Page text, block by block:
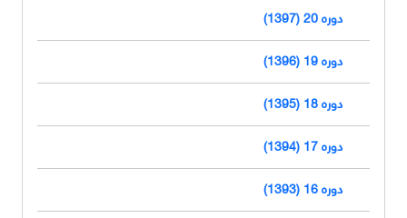
دوره 20 (1397)
دوره 19 (1396)
دوره 18 (1395)
دوره 17 (1394)
دوره 16 (1393)